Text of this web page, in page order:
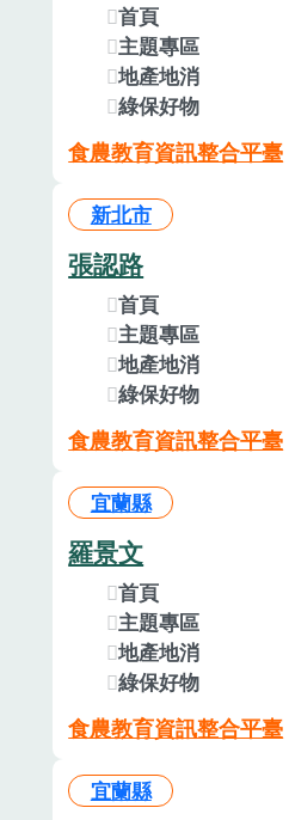
首頁
主題專區
地產地消
綠保好物
食農教育資訊整合平臺
新北市
張認路
首頁
主題專區
地產地消
綠保好物
食農教育資訊整合平臺
宜蘭縣
羅景文
首頁
主題專區
地產地消
綠保好物
食農教育資訊整合平臺
宜蘭縣